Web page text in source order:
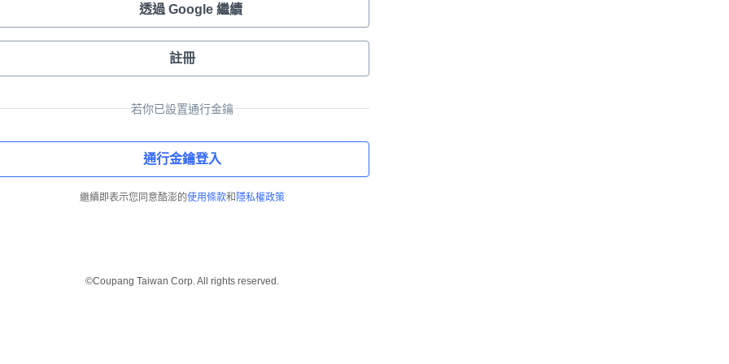
透過 Google 繼續
註冊
若你已設置通行金鑰
通行金鑰登入
繼續即表示您同意酷澎的使用條款和 隱私權政策
©Coupang Taiwan Corp. All rights reserved.